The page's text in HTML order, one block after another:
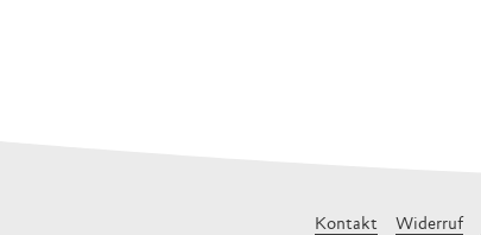
Kontakt Widerruf